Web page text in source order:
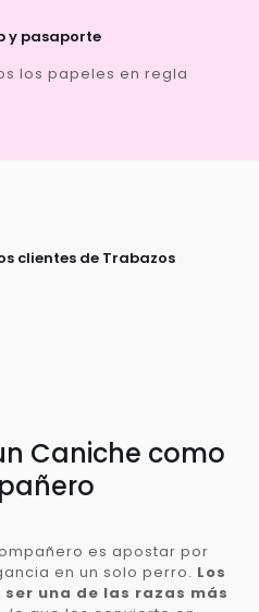
y pasaporte
los papeles en regla
clientes de Trabazos
Caniche como
es apostar por
en un solo perro. Los
una de las razas más